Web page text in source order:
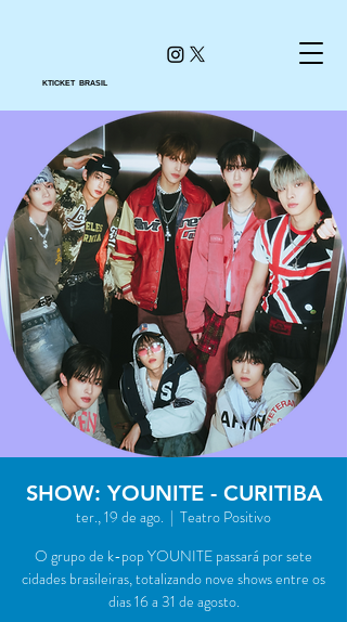
KTICKET BRASIL
SHOW: YOUNITE - CURITIBA
ter., 19 de ago.
  |
Teatro Positivo
O grupo de k-pop YOUNITE passará por sete
cidades brasileiras, totalizando nove shows entre os
dias 16 a 31 de agosto.